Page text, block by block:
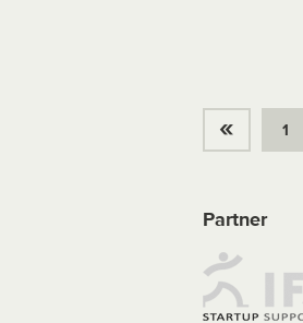
« 1
Partner